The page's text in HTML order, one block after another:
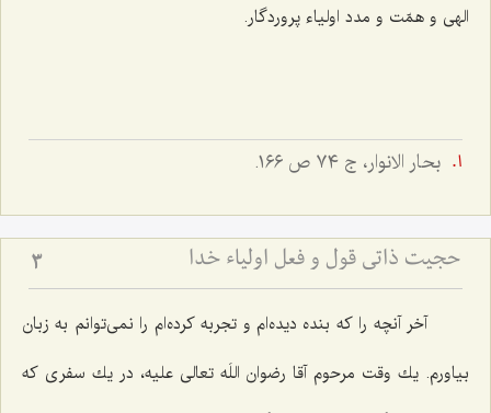
الهی و همّت و مدد اولیاء پروردگار.
بحار الانوار، ج ٧٤ ص ١٦٦.
حجیت ذاتی قول و فعل اولیاء خدا 3
آخر آنچه را كه بنده دیده‌ام و تجربه كرده‌ام را نمی‌توانم به زبان
بیاورم. یك وقت مرحوم آقا رضوان اللَه تعالی علیه، در یك سفری كه